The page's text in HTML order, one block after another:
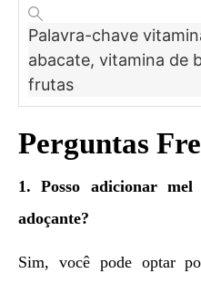
Palavra-chave
abacate, vitamina de
frutas
Perguntas
1. Posso adicionar
adoçante?
Sim, você pode optar